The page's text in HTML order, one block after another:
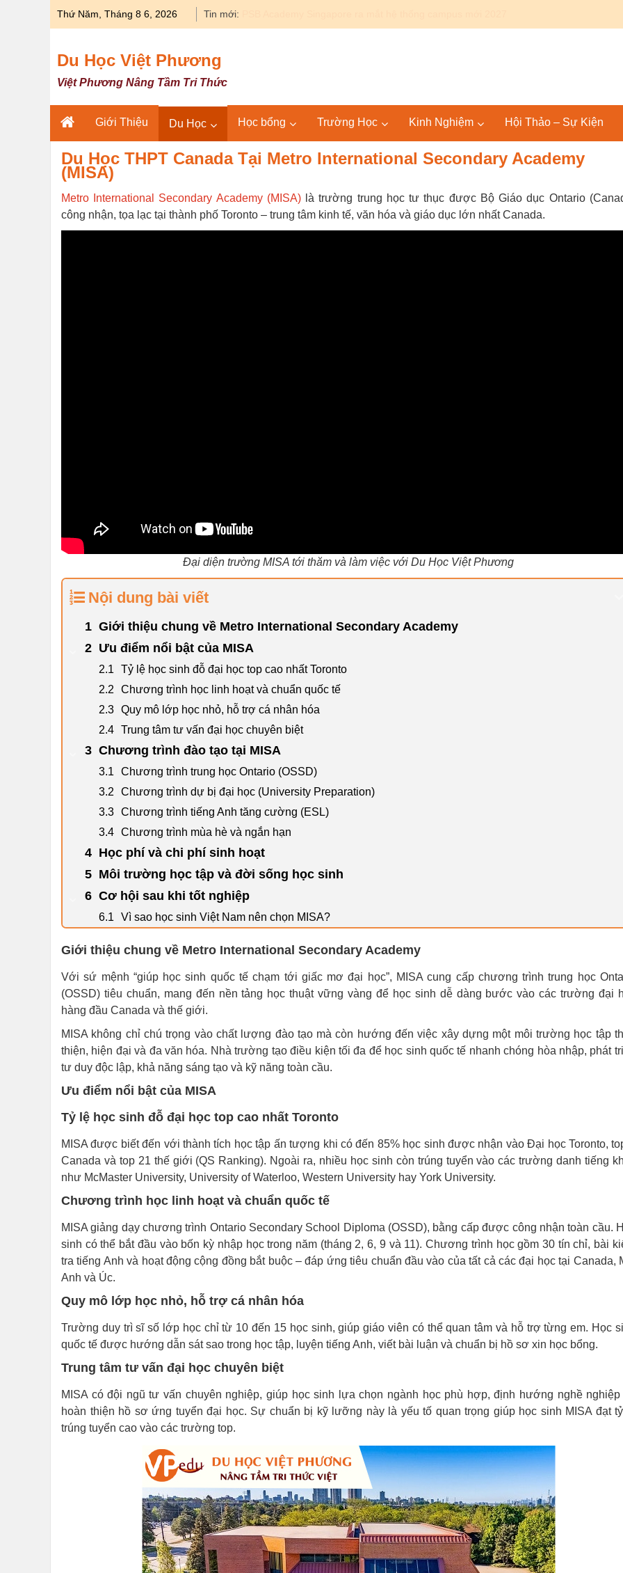
Thứ Năm, Tháng 8 6, 2026 Tin mới:
Du Học Việt Phương
Việt Phương Nâng Tầm Tri Thức
Giới Thiệu Du Học Học bổng Trường Học Kinh Nghiệm Hội Thảo – Sự Kiện
Du Học THPT Canada Tại Metro International Secondary Academy
(MISA)
Metro International Secondary Academy (MISA)là trường trung học tư thục được Bộ Giáo dục Ontario
công nhận, tọa lạc tại thành phố Toronto – trung tâm kinh tế, văn hóa và giáo dục lớn nhất Canada.
Đại diện trường MISA tới thăm và làm việc với Du Học Việt Phương
Nội dung bài viết
Giới thiệu chung về Metro International Secondary Academy
Ưu điểm nổi bật của MISA
Tỷ lệ học sinh đỗ đại học top cao nhất Toronto
Chương trình học linh hoạt và chuẩn quốc tế
Quy mô lớp học nhỏ, hỗ trợ cá nhân hóa
Trung tâm tư vấn đại học chuyên biệt
Chương trình đào tạo tại MISA
Chương trình trung học Ontario (OSSD)
Chương trình dự bị đại học (University Preparation)
Chương trình tiếng Anh tăng cường (ESL)
Chương trình mùa hè và ngắn hạn
Học phí và chi phí sinh hoạt
Môi trường học tập và đời sống học sinh
Cơ hội sau khi tốt nghiệp
Vì sao học sinh Việt Nam nên chọn MISA?
Giới thiệu chung về Metro International Secondary Academy
Với sứ mệnh “giúp học sinh quốc tế chạm tới giấc mơ đại học”, MISA cung cấp chương trình trung học
(OSSD) tiêu chuẩn, mang đến nền tảng học thuật vững vàng để học sinh dễ dàng bước vào các trường đại
hàng đầu Canada và thế giới.
MISA không chỉ chú trọng vào chất lượng đào tạo mà còn hướng đến việc xây dựng một môi trường học tập
thiện, hiện đại và đa văn hóa. Nhà trường tạo điều kiện tối đa để học sinh quốc tế nhanh chóng hòa nhập, phát
tư duy độc lập, khả năng sáng tạo và kỹ năng toàn cầu.
Ưu điểm nổi bật của MISA
Tỷ lệ học sinh đỗ đại học top cao nhất Toronto
MISA được biết đến với thành tích học tập ấn tượng khi có đến 85% học sinh được nhận vào Đại học Toronto,
Canada và top 21 thế giới (QS Ranking). Ngoài ra, nhiều học sinh còn trúng tuyển vào các trường danh tiếng
như McMaster University, University of Waterloo, Western University hay York University.
Chương trình học linh hoạt và chuẩn quốc tế
MISA giảng dạy chương trình Ontario Secondary School Diploma (OSSD), bằng cấp được công nhận toàn cầu.
sinh có thể bắt đầu vào bốn kỳ nhập học trong năm (tháng 2, 6, 9 và 11). Chương trình học gồm 30 tín chỉ, bài
tra tiếng Anh và hoạt động cộng đồng bắt buộc – đáp ứng tiêu chuẩn đầu vào của tất cả các đại học tại Canada,
Anh và Úc.
Quy mô lớp học nhỏ, hỗ trợ cá nhân hóa
Trường duy trì sĩ số lớp học chỉ từ 10 đến 15 học sinh, giúp giáo viên có thể quan tâm và hỗ trợ từng em. Học
quốc tế được hướng dẫn sát sao trong học tập, luyện tiếng Anh, viết bài luận và chuẩn bị hồ sơ xin học bổng.
Trung tâm tư vấn đại học chuyên biệt
MISA có đội ngũ tư vấn chuyên nghiệp, giúp học sinh lựa chọn ngành học phù hợp, định hướng nghề nghiệp
hoàn thiện hồ sơ ứng tuyển đại học. Sự chuẩn bị kỹ lưỡng này là yếu tố quan trọng giúp học sinh MISA đạt
trúng tuyển cao vào các trường top.